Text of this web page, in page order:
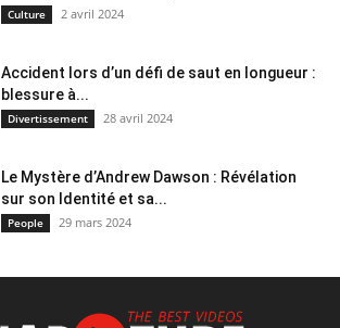
Culture 2 avril 2024
Accident lors d’un défi de saut en longueur :
blessure à...
Divertissement 28 avril 2024
Le Mystère d’Andrew Dawson : Révélation
sur son Identité et sa...
People 29 mars 2024